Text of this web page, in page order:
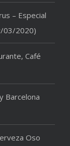
– Especial
03/2020)
Café
Barcelona
Oso